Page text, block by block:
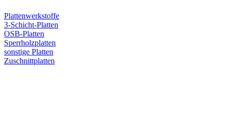
Plattenwerkstoffe
3-Schicht-Platten
OSB-Platten
Sperrholzplatten
sonstige Platten
Zuschnittplatten